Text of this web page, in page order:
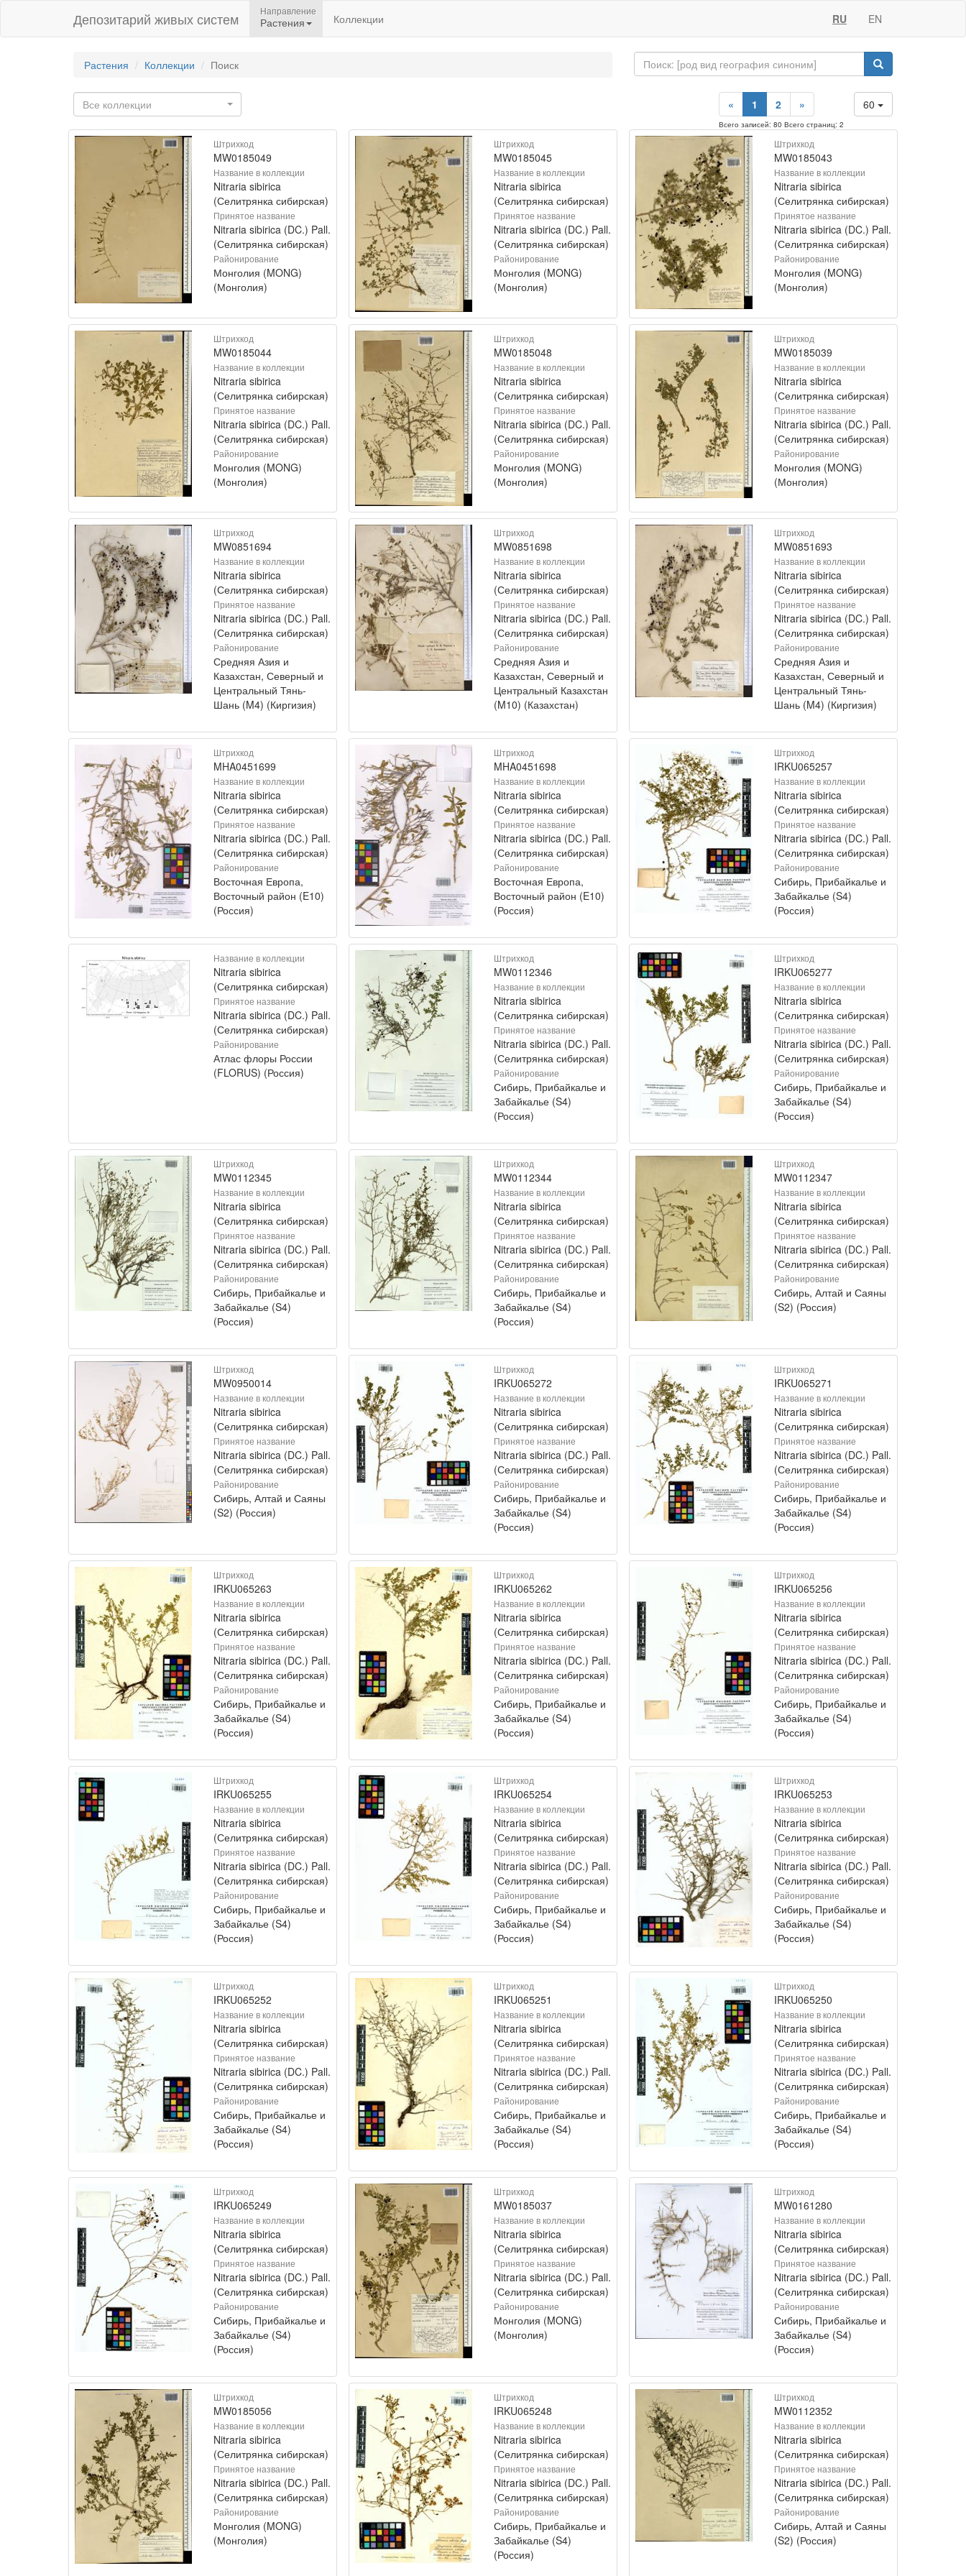
Депозитарий живых систем Направление
Растения Коллекции RU EN
Растения Коллекции Поиск
Все коллекции 60
« 1 2 »
Всего записей: 80 Всего страниц: 2
Штрихкод
MW0185049
Название в коллекции
Nitraria sibirica
(Селитрянка сибирская)
Принятое название
Nitraria sibirica (DC.) Pall.
(Селитрянка сибирская)
Районирование
Монголия (MONG)
(Монголия)
Штрихкод
MW0185045
Название в коллекции
Nitraria sibirica
(Селитрянка сибирская)
Принятое название
Nitraria sibirica (DC.) Pall.
(Селитрянка сибирская)
Районирование
Монголия (MONG)
(Монголия)
Штрихкод
MW0185043
Название в коллекции
Nitraria sibirica
(Селитрянка сибирская)
Принятое название
Nitraria sibirica (DC.) Pall.
(Селитрянка сибирская)
Районирование
Монголия (MONG)
(Монголия)
Штрихкод
MW0185044
Название в коллекции
Nitraria sibirica
(Селитрянка сибирская)
Принятое название
Nitraria sibirica (DC.) Pall.
(Селитрянка сибирская)
Районирование
Монголия (MONG)
(Монголия)
Штрихкод
MW0185048
Название в коллекции
Nitraria sibirica
(Селитрянка сибирская)
Принятое название
Nitraria sibirica (DC.) Pall.
(Селитрянка сибирская)
Районирование
Монголия (MONG)
(Монголия)
Штрихкод
MW0185039
Название в коллекции
Nitraria sibirica
(Селитрянка сибирская)
Принятое название
Nitraria sibirica (DC.) Pall.
(Селитрянка сибирская)
Районирование
Монголия (MONG)
(Монголия)
Штрихкод
MW0851694
Название в коллекции
Nitraria sibirica
(Селитрянка сибирская)
Принятое название
Nitraria sibirica (DC.) Pall.
(Селитрянка сибирская)
Районирование
Средняя Азия и
Казахстан, Северный и
Центральный Тянь-
Шань (M4) (Киргизия)
Штрихкод
MW0851698
Название в коллекции
Nitraria sibirica
(Селитрянка сибирская)
Принятое название
Nitraria sibirica (DC.) Pall.
(Селитрянка сибирская)
Районирование
Средняя Азия и
Казахстан, Северный и
Центральный Казахстан
(M10) (Казахстан)
Штрихкод
MW0851693
Название в коллекции
Nitraria sibirica
(Селитрянка сибирская)
Принятое название
Nitraria sibirica (DC.) Pall.
(Селитрянка сибирская)
Районирование
Средняя Азия и
Казахстан, Северный и
Центральный Тянь-
Шань (M4) (Киргизия)
Штрихкод
MHA0451699
Название в коллекции
Nitraria sibirica
(Селитрянка сибирская)
Принятое название
Nitraria sibirica (DC.) Pall.
(Селитрянка сибирская)
Районирование
Восточная Европа,
Восточный район (E10)
(Россия)
Штрихкод
MHA0451698
Название в коллекции
Nitraria sibirica
(Селитрянка сибирская)
Принятое название
Nitraria sibirica (DC.) Pall.
(Селитрянка сибирская)
Районирование
Восточная Европа,
Восточный район (E10)
(Россия)
Штрихкод
IRKU065257
Название в коллекции
Nitraria sibirica
(Селитрянка сибирская)
Принятое название
Nitraria sibirica (DC.) Pall.
(Селитрянка сибирская)
Районирование
Сибирь, Прибайкалье и
Забайкалье (S4)
(Россия)
Название в коллекции
Nitraria sibirica
(Селитрянка сибирская)
Принятое название
Nitraria sibirica (DC.) Pall.
(Селитрянка сибирская)
Районирование
Атлас флоры России
(FLORUS) (Россия)
Штрихкод
MW0112346
Название в коллекции
Nitraria sibirica
(Селитрянка сибирская)
Принятое название
Nitraria sibirica (DC.) Pall.
(Селитрянка сибирская)
Районирование
Сибирь, Прибайкалье и
Забайкалье (S4)
(Россия)
Штрихкод
IRKU065277
Название в коллекции
Nitraria sibirica
(Селитрянка сибирская)
Принятое название
Nitraria sibirica (DC.) Pall.
(Селитрянка сибирская)
Районирование
Сибирь, Прибайкалье и
Забайкалье (S4)
(Россия)
Штрихкод
MW0112345
Название в коллекции
Nitraria sibirica
(Селитрянка сибирская)
Принятое название
Nitraria sibirica (DC.) Pall.
(Селитрянка сибирская)
Районирование
Сибирь, Прибайкалье и
Забайкалье (S4)
(Россия)
Штрихкод
MW0112344
Название в коллекции
Nitraria sibirica
(Селитрянка сибирская)
Принятое название
Nitraria sibirica (DC.) Pall.
(Селитрянка сибирская)
Районирование
Сибирь, Прибайкалье и
Забайкалье (S4)
(Россия)
Штрихкод
MW0112347
Название в коллекции
Nitraria sibirica
(Селитрянка сибирская)
Принятое название
Nitraria sibirica (DC.) Pall.
(Селитрянка сибирская)
Районирование
Сибирь, Алтай и Саяны
(S2) (Россия)
Штрихкод
MW0950014
Название в коллекции
Nitraria sibirica
(Селитрянка сибирская)
Принятое название
Nitraria sibirica (DC.) Pall.
(Селитрянка сибирская)
Районирование
Сибирь, Алтай и Саяны
(S2) (Россия)
Штрихкод
IRKU065272
Название в коллекции
Nitraria sibirica
(Селитрянка сибирская)
Принятое название
Nitraria sibirica (DC.) Pall.
(Селитрянка сибирская)
Районирование
Сибирь, Прибайкалье и
Забайкалье (S4)
(Россия)
Штрихкод
IRKU065271
Название в коллекции
Nitraria sibirica
(Селитрянка сибирская)
Принятое название
Nitraria sibirica (DC.) Pall.
(Селитрянка сибирская)
Районирование
Сибирь, Прибайкалье и
Забайкалье (S4)
(Россия)
Штрихкод
IRKU065263
Название в коллекции
Nitraria sibirica
(Селитрянка сибирская)
Принятое название
Nitraria sibirica (DC.) Pall.
(Селитрянка сибирская)
Районирование
Сибирь, Прибайкалье и
Забайкалье (S4)
(Россия)
Штрихкод
IRKU065262
Название в коллекции
Nitraria sibirica
(Селитрянка сибирская)
Принятое название
Nitraria sibirica (DC.) Pall.
(Селитрянка сибирская)
Районирование
Сибирь, Прибайкалье и
Забайкалье (S4)
(Россия)
Штрихкод
IRKU065256
Название в коллекции
Nitraria sibirica
(Селитрянка сибирская)
Принятое название
Nitraria sibirica (DC.) Pall.
(Селитрянка сибирская)
Районирование
Сибирь, Прибайкалье и
Забайкалье (S4)
(Россия)
Штрихкод
IRKU065255
Название в коллекции
Nitraria sibirica
(Селитрянка сибирская)
Принятое название
Nitraria sibirica (DC.) Pall.
(Селитрянка сибирская)
Районирование
Сибирь, Прибайкалье и
Забайкалье (S4)
(Россия)
Штрихкод
IRKU065254
Название в коллекции
Nitraria sibirica
(Селитрянка сибирская)
Принятое название
Nitraria sibirica (DC.) Pall.
(Селитрянка сибирская)
Районирование
Сибирь, Прибайкалье и
Забайкалье (S4)
(Россия)
Штрихкод
IRKU065253
Название в коллекции
Nitraria sibirica
(Селитрянка сибирская)
Принятое название
Nitraria sibirica (DC.) Pall.
(Селитрянка сибирская)
Районирование
Сибирь, Прибайкалье и
Забайкалье (S4)
(Россия)
Штрихкод
IRKU065252
Название в коллекции
Nitraria sibirica
(Селитрянка сибирская)
Принятое название
Nitraria sibirica (DC.) Pall.
(Селитрянка сибирская)
Районирование
Сибирь, Прибайкалье и
Забайкалье (S4)
(Россия)
Штрихкод
IRKU065251
Название в коллекции
Nitraria sibirica
(Селитрянка сибирская)
Принятое название
Nitraria sibirica (DC.) Pall.
(Селитрянка сибирская)
Районирование
Сибирь, Прибайкалье и
Забайкалье (S4)
(Россия)
Штрихкод
IRKU065250
Название в коллекции
Nitraria sibirica
(Селитрянка сибирская)
Принятое название
Nitraria sibirica (DC.) Pall.
(Селитрянка сибирская)
Районирование
Сибирь, Прибайкалье и
Забайкалье (S4)
(Россия)
Штрихкод
IRKU065249
Название в коллекции
Nitraria sibirica
(Селитрянка сибирская)
Принятое название
Nitraria sibirica (DC.) Pall.
(Селитрянка сибирская)
Районирование
Сибирь, Прибайкалье и
Забайкалье (S4)
(Россия)
Штрихкод
MW0185037
Название в коллекции
Nitraria sibirica
(Селитрянка сибирская)
Принятое название
Nitraria sibirica (DC.) Pall.
(Селитрянка сибирская)
Районирование
Монголия (MONG)
(Монголия)
Штрихкод
MW0161280
Название в коллекции
Nitraria sibirica
(Селитрянка сибирская)
Принятое название
Nitraria sibirica (DC.) Pall.
(Селитрянка сибирская)
Районирование
Сибирь, Прибайкалье и
Забайкалье (S4)
(Россия)
Штрихкод
MW0185056
Название в коллекции
Nitraria sibirica
(Селитрянка сибирская)
Принятое название
Nitraria sibirica (DC.) Pall.
(Селитрянка сибирская)
Районирование
Монголия (MONG)
(Монголия)
Штрихкод
IRKU065248
Название в коллекции
Nitraria sibirica
(Селитрянка сибирская)
Принятое название
Nitraria sibirica (DC.) Pall.
(Селитрянка сибирская)
Районирование
Сибирь, Прибайкалье и
Забайкалье (S4)
(Россия)
Штрихкод
MW0112352
Название в коллекции
Nitraria sibirica
(Селитрянка сибирская)
Принятое название
Nitraria sibirica (DC.) Pall.
(Селитрянка сибирская)
Районирование
Сибирь, Алтай и Саяны
(S2) (Россия)